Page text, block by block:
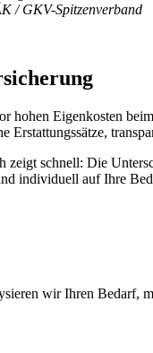
/ GKV-Spitzenverband
hohen Eigenkosten
Erstattungssätze,
schnell: Die
individuell auf Ihre
wir Ihren Bedarf,